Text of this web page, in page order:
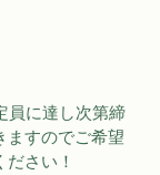
員に達し次第締
ますのでご希望
さい！